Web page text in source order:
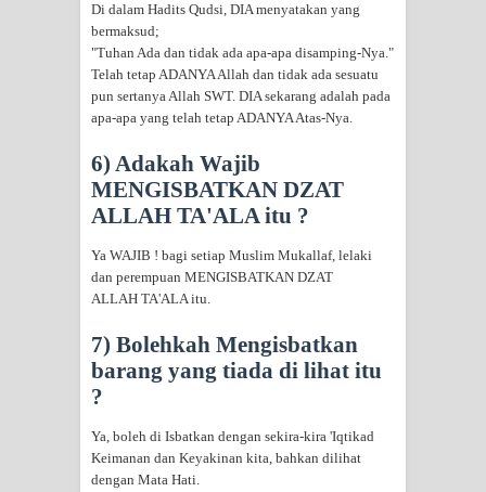
Di dalam Hadits Qudsi, DIA menyatakan yang
bermaksud;
"Tuhan Ada dan tidak ada apa-apa disamping-Nya."
Telah tetap ADANYA Allah dan tidak ada sesuatu
pun sertanya Allah SWT. DIA sekarang adalah pada
apa-apa yang telah tetap ADANYA Atas-Nya.
6) Adakah Wajib
MENGISBATKAN DZAT
ALLAH TA'ALA itu ?
Ya WAJIB ! bagi setiap Muslim Mukallaf, lelaki
dan perempuan MENGISBATKAN DZAT
ALLAH TA'ALA itu.
7) Bolehkah Mengisbatkan
barang yang tiada di lihat itu
?
Ya, boleh di Isbatkan dengan sekira-kira 'Iqtikad
Keimanan dan Keyakinan kita, bahkan dilihat
dengan Mata Hati.